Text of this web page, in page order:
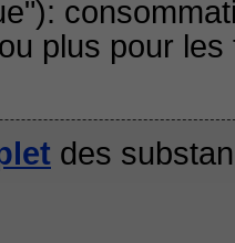
plus pour
des